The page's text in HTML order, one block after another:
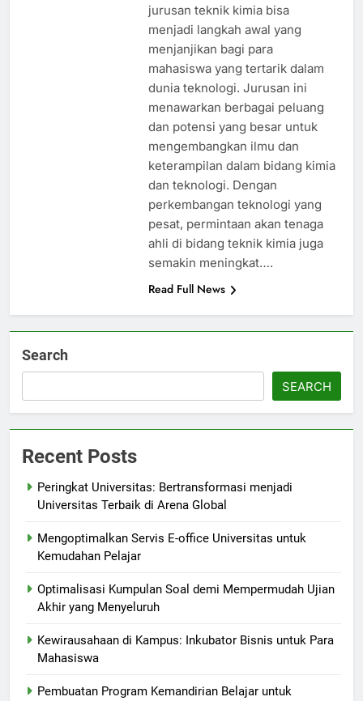
jurusan teknik kimia bisa
menjadi langkah awal yang
menjanjikan bagi para
mahasiswa yang tertarik dalam
dunia teknologi. Jurusan ini
menawarkan berbagai peluang
dan potensi yang besar untuk
mengembangkan ilmu dan
keterampilan dalam bidang kimia
dan teknologi. Dengan
perkembangan teknologi yang
pesat, permintaan akan tenaga
ahli di bidang teknik kimia juga
semakin meningkat….
Read Full News
Search
SEARCH
Recent Posts
Peringkat Universitas: Bertransformasi menjadi
Universitas Terbaik di Arena Global
Mengoptimalkan Servis E-office Universitas untuk
Kemudahan Pelajar
Optimalisasi Kumpulan Soal demi Mempermudah Ujian
Akhir yang Menyeluruh
Kewirausahaan di Kampus: Inkubator Bisnis untuk Para
Mahasiswa
Pembuatan Program Kemandirian Belajar untuk